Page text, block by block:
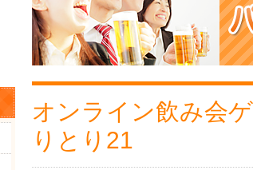
オンライン飲み会
りとり21